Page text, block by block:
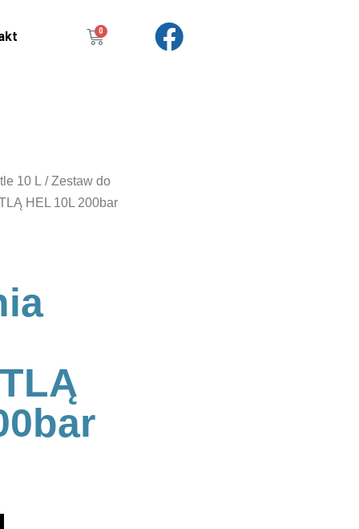
0
10 L / Zestaw do
HEL 10L 200bar